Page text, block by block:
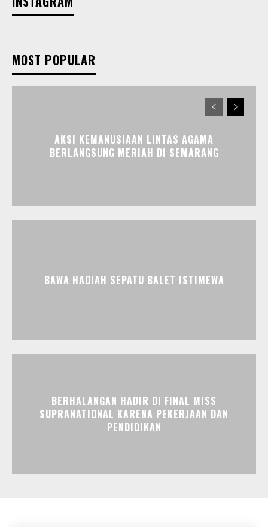
MOST POPULAR
AKSI KEMANUSIAAN LINTAS AGAMA
BERLANGSUNG MERIAH DI SEMARANG
BAWA HADIAH SEPATU BALET ISTIMEWA
BERHALANGAN HADIR DI FINAL MISS
SUPRANATIONAL KARENA PEKERJAAN DAN
PENDIDIKAN